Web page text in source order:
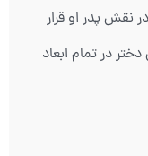
نقش پدر او قرار
در تمام ابعاد